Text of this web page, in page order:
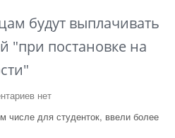
будут выплачивать
"при постановке на
нет
числе для студенток, ввели более